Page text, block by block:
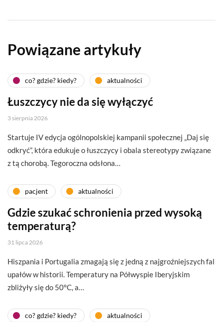
Powiązane artykuły
co? gdzie? kiedy? aktualności
Łuszczycy nie da się wyłączyć
3 sierpnia 2026
Startuje IV edycja ogólnopolskiej kampanii społecznej „Daj się
odkryć”, która edukuje o łuszczycy i obala stereotypy związane
z tą chorobą. Tegoroczna odsłona…
pacjent aktualności
Gdzie szukać schronienia przed wysoką
temperaturą?
31 lipca 2026
Hiszpania i Portugalia zmagają się z jedną z najgroźniejszych fal
upałów w historii. Temperatury na Półwyspie Iberyjskim
zbliżyły się do 50°C, a…
co? gdzie? kiedy? aktualności